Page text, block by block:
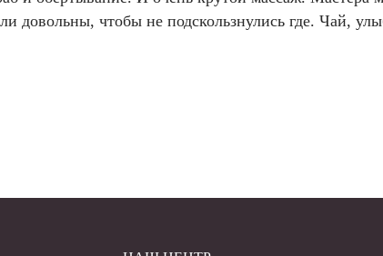
довольны, чтобы не подскользнулись где. Чай,